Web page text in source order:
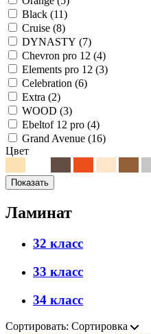
Black (11)
Cruise (8)
DYNASTY (7)
Chevron pro 12 (4)
Elements pro 12 (3)
Celebration (6)
Extra (2)
WOOD (3)
Ebeltof 12 pro (4)
Grand Avenue (16)
Цвет
Ламинат
32 класс
33 класс
34 класс
Сортировать: Сортировка